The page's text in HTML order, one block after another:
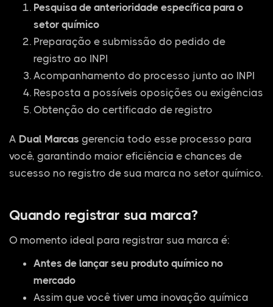
Pesquisa de anterioridade específica para o
setor químico
Preparação e submissão do pedido de
registro ao INPI
Acompanhamento do processo junto ao INPI
Resposta a possíveis oposições ou exigências
Obtenção do certificado de registro
A Dual Marcas gerencia todo esse processo para
você, garantindo maior eficiência e chances de
sucesso no registro de sua marca no setor químico.
Quando registrar sua marca?
O momento ideal para registrar sua marca é:
Antes de lançar seu produto químico no
mercado
Assim que você tiver uma inovação química